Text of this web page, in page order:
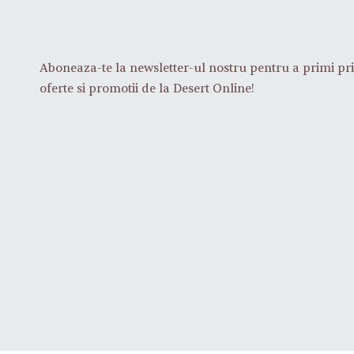
Aboneaza-te la newsletter-ul nostru pentru a primi
oferte si promotii de la Desert Online!